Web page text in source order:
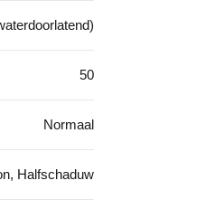
50
Normaal
Halfschaduw